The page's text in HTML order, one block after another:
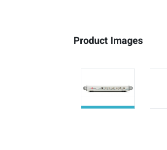
Product Images